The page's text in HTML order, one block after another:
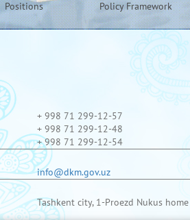
Positions Policy Framework
+ 998 71 299-12-57
+ 998 71 299-12-48
+ 998 71 299-12-54
info@dkm.gov.uz
Tashkent city, 1-Proezd Nukus